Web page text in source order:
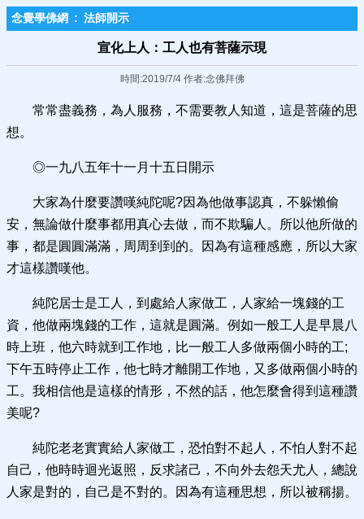
念覺學佛網 : 法師開示
宣化上人：工人也有菩薩示現
時間:2019/7/4 作者:念佛拜佛
常常盡義務，為人服務，不需要教人知道，這是菩薩的思
想。
◎一九八五年十一月十五日開示
大家為什麼要讚嘆純陀呢?因為他做事認真，不躲懶偷
安，無論做什麼事都用真心去做，而不欺騙人。所以他所做的
事，都是圓圓滿滿，周周到到的。因為有這種感應，所以大家
才這樣讚嘆他。
純陀居士是工人，到處給人家做工，人家給一塊錢的工
資，他做兩塊錢的工作，這就是圓滿。例如一般工人是早晨八
時上班，他六時就到工作地，比一般工人多做兩個小時的工;
下午五時停止工作，他七時才離開工作地，又多做兩個小時的
工。我相信他是這樣的情形，不然的話，他怎麼會得到這種讚
美呢?
純陀老老實實給人家做工，恐怕對不起人，不怕人對不起
自己，他時時迴光返照，反求諸己，不向外去怨天尤人，總說
人家是對的，自己是不對的。因為有這種思想，所以被稱揚。